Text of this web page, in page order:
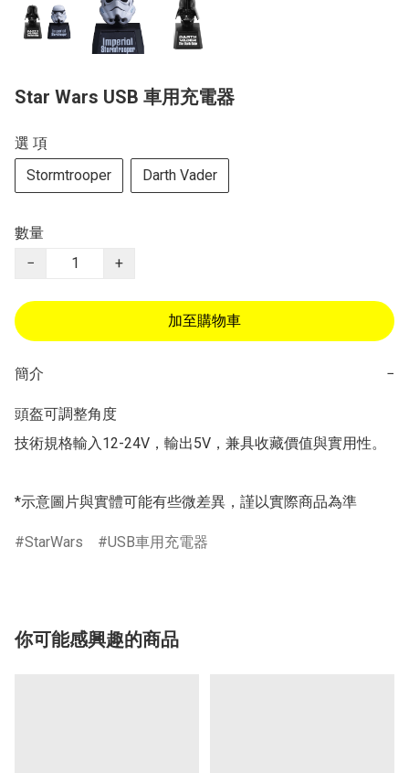
Star Wars USB 車用充電器
選 項
Stormtrooper
Darth Vader
數量
−
+
加至購物車
簡介 −
頭盔可調整角度
技術規格輸入12-24V，輸出5V，兼具收藏價值與實用性。
*示意圖片與實體可能有些微差異，謹以實際商品為準
StarWars USB車用充電器
你可能感興趣的商品